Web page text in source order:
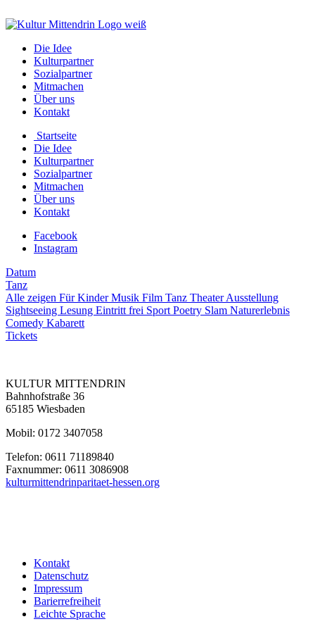
Die Idee
Kulturpartner
Sozialpartner
Mitmachen
Über uns
Kontakt
Startseite
Die Idee
Kulturpartner
Sozialpartner
Mitmachen
Über uns
Kontakt
Facebook
Instagram
Datum
Tanz
Alle zeigen Für KinderMusik Film Tanz TheaterAusstellung
Sightseeing Lesung Eintritt frei Sport Poetry Slam Naturerlebnis
Comedy Kabarett
Tickets
KULTUR MITTENDRIN
Bahnhofstraße 36
65185 Wiesbaden
Mobil: 0172 3407058
Telefon: 0611 71189840
Faxnummer: 0611 3086908
kulturmittendrinparitaet-hessen.org
Kontakt
Datenschutz
Impressum
Barierrefreiheit
Leichte Sprache